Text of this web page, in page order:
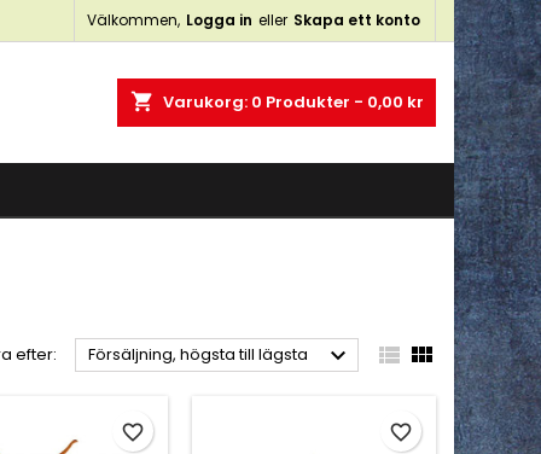
Välkommen, Logga in eller Skapa ett konto
shopping_cart Varukorg: 0 Produkter - 0,00 kr
efter: Försäljning, högsta till lägsta   
favorite_border favorite_border